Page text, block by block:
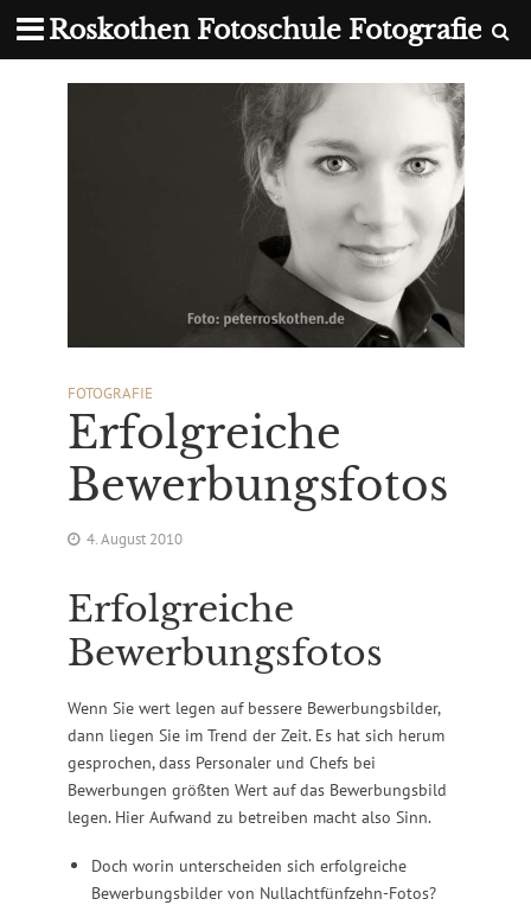
Roskothen Fotoschule Fotografie
FOTOGRAFIE
Erfolgreiche
Bewerbungsfotos
4. August 2010
Erfolgreiche
Bewerbungsfotos
Wenn Sie wert legen auf bessere Bewerbungsbilder,
dann liegen Sie im Trend der Zeit. Es hat sich herum
gesprochen, dass Personaler und Chefs bei
Bewerbungen größten Wert auf das Bewerbungsbild
legen. Hier Aufwand zu betreiben macht also Sinn.
Doch worin unterscheiden sich erfolgreiche
Bewerbungsbilder von Nullachtfünfzehn-Fotos?